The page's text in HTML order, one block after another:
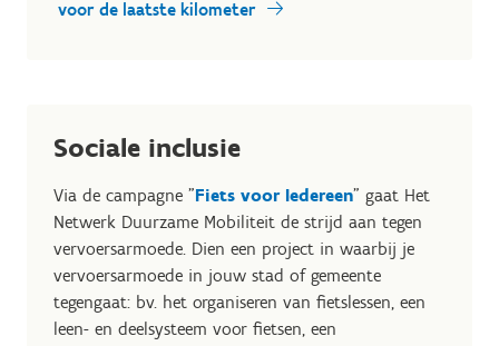
voor de laatste kilometer
Sociale inclusie
Via de campagne "Fiets voor Iedereen" gaat Het
Netwerk Duurzame Mobiliteit de strijd aan tegen
vervoersarmoede. Dien een project in waarbij je
vervoersarmoede in jouw stad of gemeente
tegengaat: bv. het organiseren van fietslessen, een
leen- en deelsysteem voor fietsen, een